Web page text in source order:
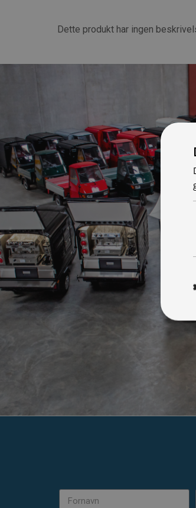
Dette produkt har ingen